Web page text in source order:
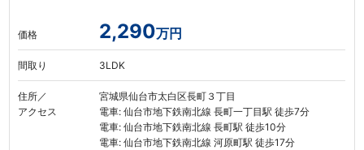
価格 2,290万円
間取り 3LDK
住所／
アクセス
宮城県仙台市太白区長町３丁目
電車: 仙台市地下鉄南北線 長町一丁目駅 徒歩7分
電車: 仙台市地下鉄南北線 長町駅 徒歩10分
電車: 仙台市地下鉄南北線 河原町駅 徒歩17分